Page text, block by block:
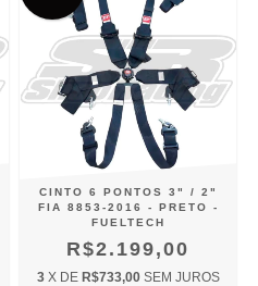
CINTO 6 PONTOS 3" / 2"
FIA 8853-2016 - PRETO -
FUELTECH
R$2.199,00
3 X DE R$733,00 SEM JUROS